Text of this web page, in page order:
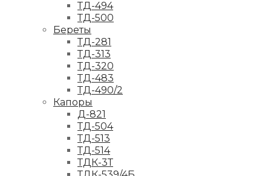
ТД-494
ТД-500
Береты
ТД-281
ТД-313
ТД-320
ТД-483
ТД-490/2
Капоры
Д-821
ТД-504
ТД-513
ТД-514
ТДК-3Т